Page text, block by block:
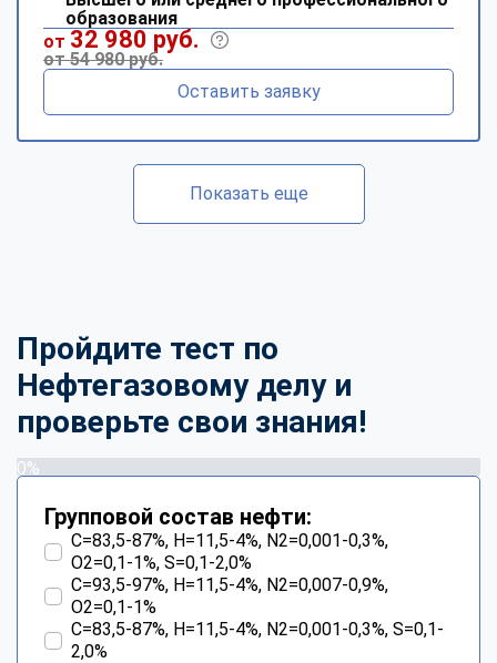
образования
от 32 980 руб.
от 54 980 руб.
Оставить заявку
Показать еще
Пройдите тест по
Нефтегазовому делу и
проверьте свои знания!
0%
Групповой состав нефти:
С=83,5-87%, Н=11,5-4%, N2=0,001-0,3%,
О2=0,1-1%, S=0,1-2,0%
С=93,5-97%, Н=11,5-4%, N2=0,007-0,9%,
О2=0,1-1%
С=83,5-87%, Н=11,5-4%, N2=0,001-0,3%, S=0,1-
2,0%